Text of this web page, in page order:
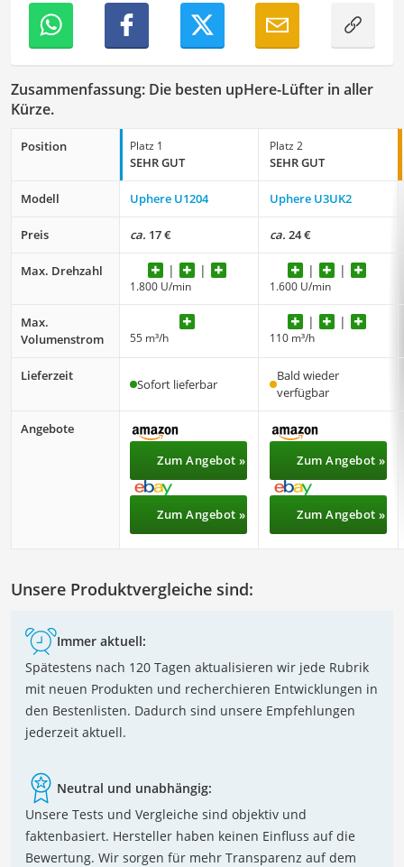
Zusammenfassung: Die besten upHere-Lüfter in aller
Kürze.
Position Platz 1
SEHR GUT
Platz 2
SEHR GUT
Modell Uphere U1204 Uphere U3UK2
Preis ca. 17 € ca. 24 €
Max. Drehzahl
1.800 U/min 1.600 U/min
Max.
Volumenstrom
55 m³/h 110 m³/h
Lieferzeit
Sofort lieferbar
Bald wieder
verfügbar
Angebote
Zum Angebot »
Zum Angebot »
Zum Angebot »
Zum Angebot »
Unsere Produktvergleiche sind:
Immer aktuell:
Spätestens nach 120 Tagen aktualisieren wir jede Rubrik
mit neuen Produkten und recherchieren Entwicklungen in
den Bestenlisten. Dadurch sind unsere Empfehlungen
jederzeit aktuell.
Neutral und unabhängig:
Unsere Tests und Vergleiche sind objektiv und
faktenbasiert. Hersteller haben keinen Einfluss auf die
Bewertung. Wir sorgen für mehr Transparenz auf dem